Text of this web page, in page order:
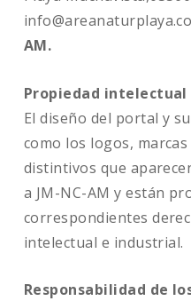
AM.
Propiedad
El diseño del portal y
como los logos,
distintivos que
a JM-NC-AM y están
correspondientes
intelectual e industrial.
Responsabilidad de